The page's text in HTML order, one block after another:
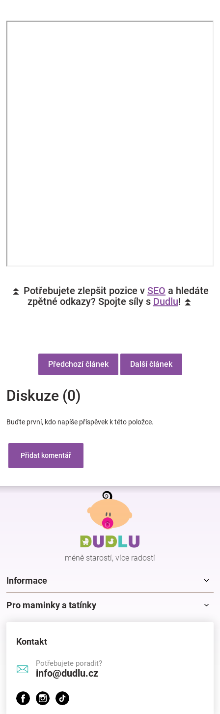
⏫ Potřebujete zlepšit pozice v SEO a hledáte
zpětné odkazy? Spojte síly s Dudlu! ⏫
Předchozí článek Další článek
Diskuze (0)
Buďte první, kdo napíše příspěvek k této položce.
Přidat komentář
Z
méně starostí, více radostí
Informace
Pro maminky a tatínky
Kontakt
Potřebujete poradit?
info@dudlu.cz